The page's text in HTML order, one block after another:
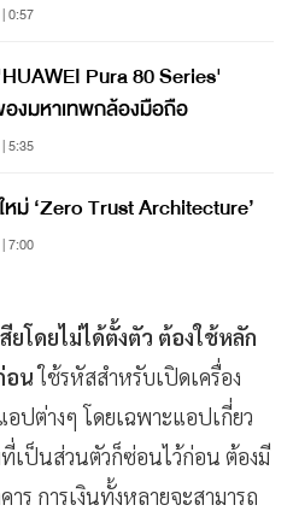
0:57
Pura 80 Series'
งมหาเทพกล้องมือถือ
5:35
หม่ ‘Zero Trust Architecture’
7:00
ยโดยไม่ได้ตั้งตัว ต้องใช้หลัก
อนใช้รหัสสำหรับเปิดเครื่อง
ปต่างๆ โดยเฉพาะแอปเกี่ยว
เป็นส่วนตัวก็ซ่อนไว้ก่อน ต้องมี
ร การเงินทั้งหลายจะสามารถ